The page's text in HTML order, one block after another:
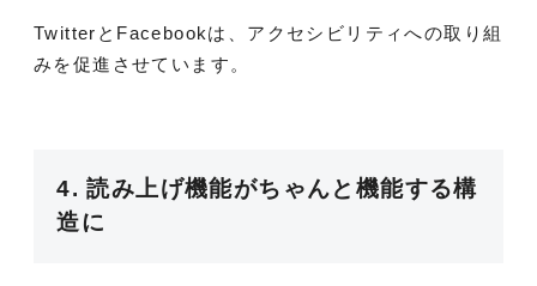
TwitterとFacebookは、アクセシビリティへの取り組
みを促進させています。
4. 読み上げ機能がちゃんと機能する構
造に